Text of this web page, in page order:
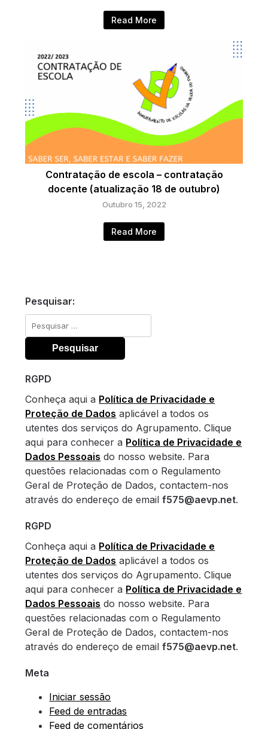
Read More
Contratação de escola – contratação
docente (atualização 18 de outubro)
Outubro 15, 2022
Read More
Pesquisar:
Pesquisar
por:
RGPD
Conheça aqui a Política de Privacidade e
Proteção de Dados aplicável a todos os
utentes dos serviços do Agrupamento. Clique
aqui para conhecer a Política de Privacidade e
Dados Pessoais do nosso website. Para
questões relacionadas com o Regulamento
Geral de Proteção de Dados, contactem-nos
através do endereço de emailf575@aevp.net.
RGPD
Conheça aqui a Política de Privacidade e
Proteção de Dados aplicável a todos os
utentes dos serviços do Agrupamento. Clique
aqui para conhecer a Política de Privacidade e
Dados Pessoais do nosso website. Para
questões relacionadas com o Regulamento
Geral de Proteção de Dados, contactem-nos
através do endereço de emailf575@aevp.net.
Meta
Iniciar sessão
Feed de entradas
Feed de comentários